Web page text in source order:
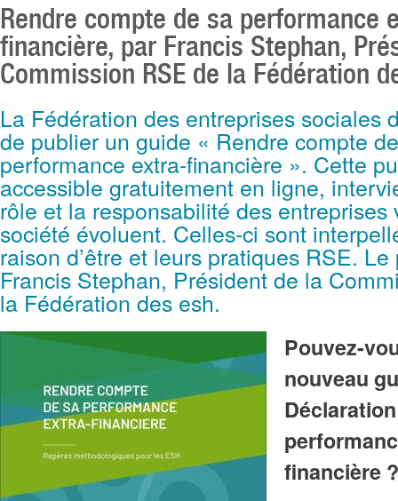
Rendre compte de sa performance
financière, par Francis Stephan,
Commission RSE de la Fédération
La Fédération des entreprises sociales
de publier un guide « Rendre compte
performance extra-financière ». Cette
accessible gratuitement en ligne,
rôle et la responsabilité des entreprises
société évoluent. Celles-ci sont
raison d’être et leurs pratiques RSE.
Francis Stephan, Président de la
la Fédération des esh.
Pouvez-
nouveau
financière ?